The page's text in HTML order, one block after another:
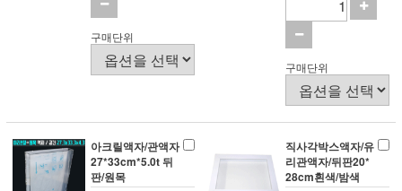
구매단위
구매단위
아크릴액자/관액자
27*33cm*5.0t 뒤
판/원목
직사각박스액자/유
리관액자/뒤판20*
28cm흰색/밤색